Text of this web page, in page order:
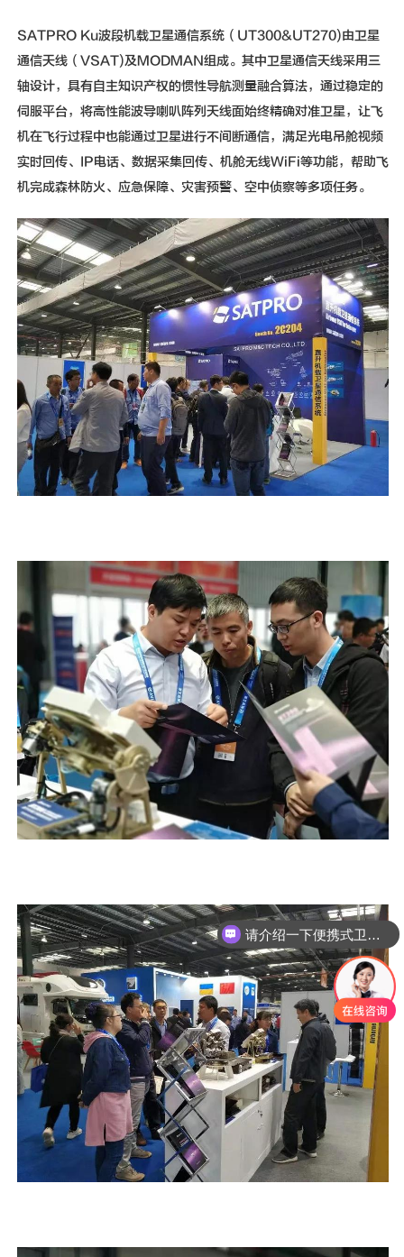
SATPRO Ku波段机载卫星通信系统（UT300&UT270)由卫星
通信天线（VSAT)及MODMAN组成。其中卫星通信天线采用三
轴设计，具有自主知识产权的惯性导航测量融合算法，通过稳定的
伺服平台，将高性能波导喇叭阵列天线面始终精确对准卫星，让飞
机在飞行过程中也能通过卫星进行不间断通信，满足光电吊舱视频
实时回传、IP电话、数据采集回传、机舱无线WiFi等功能，帮助飞
机完成森林防火、应急保障、灾害预警、空中侦察等多项任务。